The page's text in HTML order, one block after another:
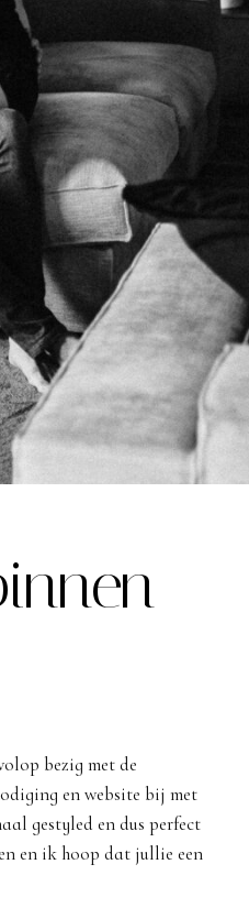
bezig met de
en website bij met
gestyled en dus perfect
en ik hoop dat jullie een